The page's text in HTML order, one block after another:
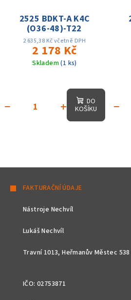
2525 BDKT-A K4C
(O36-48)-T22
2 635,38 Kč včetně DPH
2 178 Kč
Skladem(1 ks)
+
−
DO
KOŠÍKU
−
FAKTURAČNÍ ÚDAJE
Nástroje Nechvíl
Lukáš Nechvíl
Travní 1013, Heřmanův Městec 538
IČO: 02753871